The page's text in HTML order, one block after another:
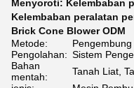
Menyoroti: Kelembaban
Kelembaban peralatan
Brick Cone Blower ODM
Metode:
Pengembung
Pengolahan: Sistem
Bahan
mentah:
Tanah Liat,